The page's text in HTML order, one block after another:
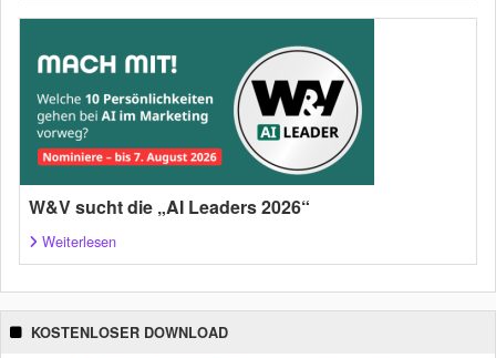
W&V sucht die „AI Leaders 2026“
Weiterlesen
KOSTENLOSER DOWNLOAD